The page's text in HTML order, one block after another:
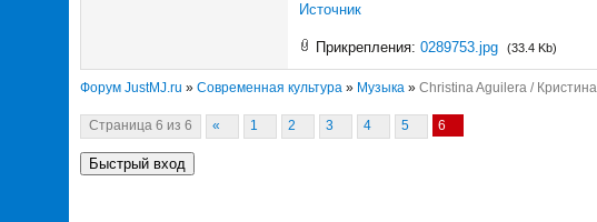
Источник
Прикрепления: 0289753.jpg (33.4 Kb)
Форум JustMJ.ru » Современная культура » Музыка » Christina Aguilera /
Страница 6 из 6 « 1 2 3 4 5 6